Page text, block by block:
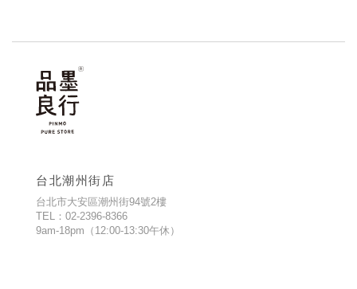
台北潮州街店
台北市大安區潮州街94號2樓
TEL：02-2396-8366
9am-18pm（12:00-13:30午休）